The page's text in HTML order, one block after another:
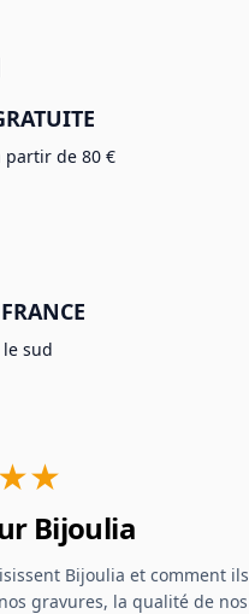
partir de 80 €
le sud
Bijoulia
Bijoulia et comment ils
gravures, la qualité de nos